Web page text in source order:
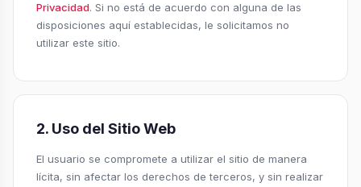
Privacidad. Si no está de acuerdo con alguna de las
disposiciones aquí establecidas, le solicitamos no
utilizar este sitio.
2. Uso del Sitio Web
El usuario se compromete a utilizar el sitio de manera
lícita, sin afectar los derechos de terceros, y sin realizar